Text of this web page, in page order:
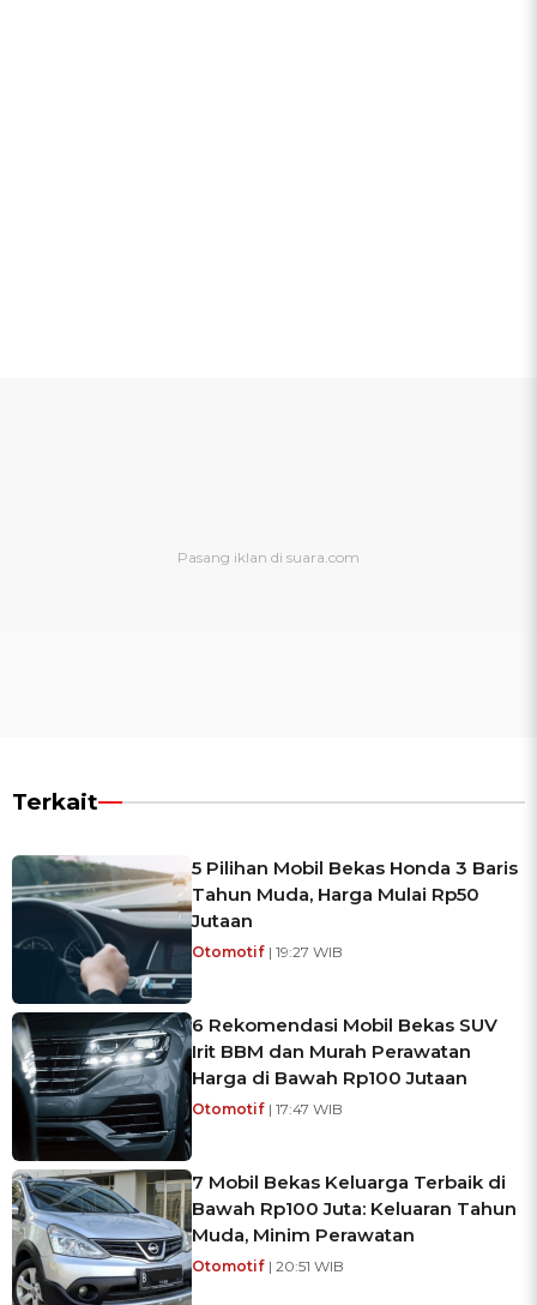
Terkait
5 Pilihan Mobil Bekas Honda 3 Baris
Tahun Muda, Harga Mulai Rp50
Jutaan
Otomotif | 19:27 WIB
6 Rekomendasi Mobil Bekas SUV
Irit BBM dan Murah Perawatan
Harga di Bawah Rp100 Jutaan
Otomotif | 17:47 WIB
7 Mobil Bekas Keluarga Terbaik di
Bawah Rp100 Juta: Keluaran Tahun
Muda, Minim Perawatan
Otomotif | 20:51 WIB